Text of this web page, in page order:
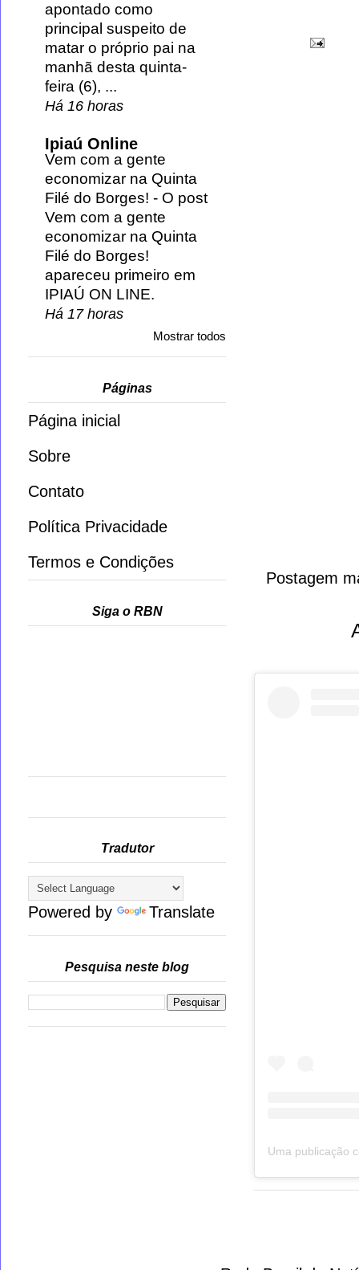
Postagem
apontado como
principal suspeito de
matar o próprio pai na
manhã desta quinta-
feira (6), ...
Há 16 horas
Ipiaú Online
Vem com a gente
economizar na Quinta
Filé do Borges! - O post
Vem com a gente
economizar na Quinta
Filé do Borges!
apareceu primeiro em
IPIAÚ ON LINE.
Há 17 horas
Mostrar todos
Páginas
Página inicial
Sobre
Contato
Política Privacidade
Termos e Condições
Siga o RBN
Tradutor
Powered by Translate
Pesquisa neste blog